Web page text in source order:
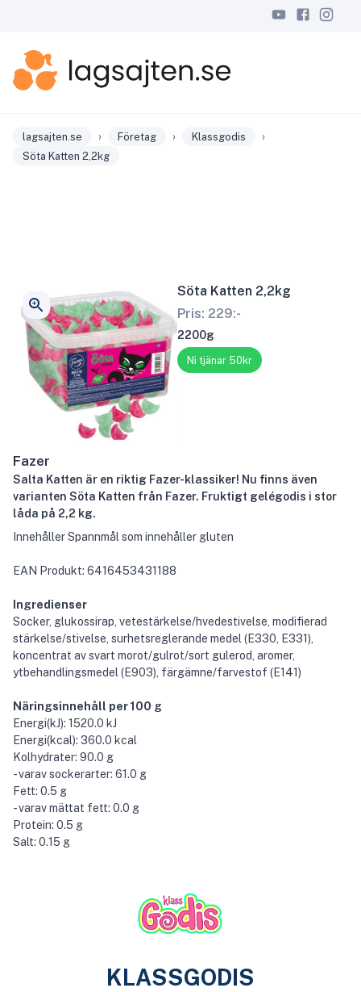
lagsajten.se › Företag › Klassgodis ›
Söta Katten 2,2kg
Söta Katten 2,2kg
Pris: 229:-
2200g
Ni tjänar 50kr
Fazer
Salta Katten är en riktig Fazer-klassiker! Nu finns även
varianten Söta Katten från Fazer. Fruktigt gelégodis i stor
låda på 2,2 kg.
Innehåller Spannmål som innehåller gluten
EAN Produkt: 6416453431188
Ingredienser
Socker, glukossirap, vetestärkelse/hvedestivelse, modifierad
stärkelse/stivelse, surhetsreglerande medel (E330, E331),
koncentrat av svart morot/gulrot/sort gulerod, aromer,
ytbehandlingsmedel (E903), färgämne/farvestof (E141)
Näringsinnehåll per 100 g
Energi(kJ): 1520.0 kJ
Energi(kcal): 360.0 kcal
Kolhydrater: 90.0 g
- varav sockerarter: 61.0 g
Fett: 0.5 g
- varav mättat fett: 0.0 g
Protein: 0.5 g
Salt: 0.15 g
KLASSGODIS